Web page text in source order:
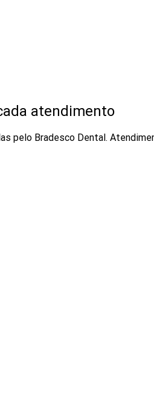
atendimento
pelo Bradesco Dental.